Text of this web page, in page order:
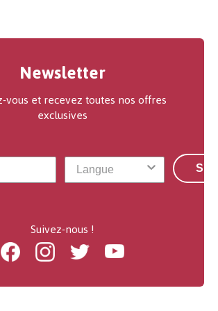
Newsletter
vous et recevez toutes nos offres
exclusives
Suivez-nous !
FacebookInstagramTwitter Youtube